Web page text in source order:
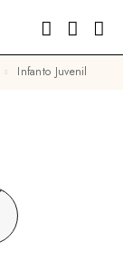
Infanto Juvenil